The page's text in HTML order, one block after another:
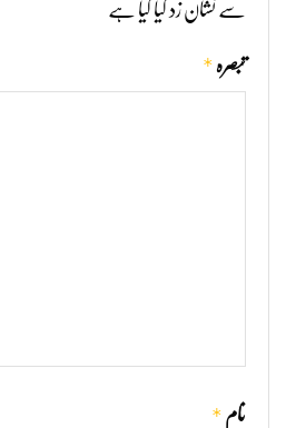
سے نشان زد کیا گیا ہے
تبصرہ *
نام *